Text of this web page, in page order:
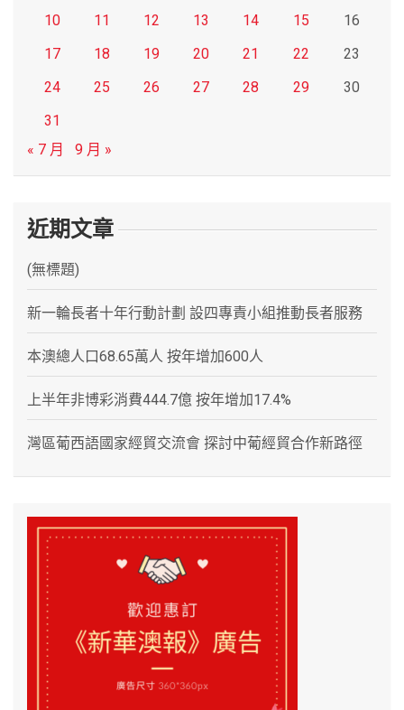
10 11 12 13 14 15
16
17
18 19 20 21 22
23
24
25 26 27 28 29
30
31
« 7 月
9 月 »
近期文章
(無標題)
新一輪長者十年行動計劃 設四專責小組推動長者服務
本澳總人口68.65萬人 按年增加600人
上半年非博彩消費444.7億 按年增加17.4%
灣區葡西語國家經貿交流會 探討中葡經貿合作新路徑